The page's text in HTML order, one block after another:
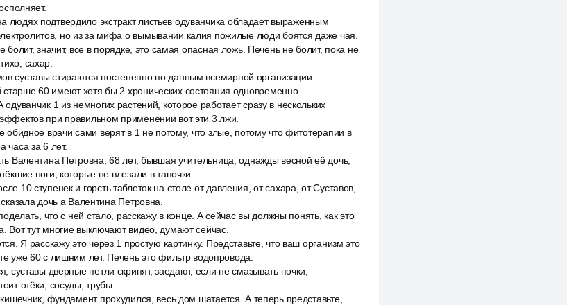
людях подтвердило экстракт листьев одуванчика обладает выраженным
но из за мифа о вымывании калия пожилые люди боятся даже чая.
болит, значит, все в порядке, это самая опасная ложь. Печень не болит, пока не
сахар.
суставы стираются постепенно по данным всемирной организации
60 имеют хотя бы 2 хронических состояния одновременно.
1 из немногих растений, которое работает сразу в нескольких
при правильном применении вот эти 3 лжи.
обидное врачи сами верят в 1 не потому, что злые, потому что фитотерапии в
часа за 6 лет.
Валентина Петровна, 68 лет, бывшая учительница, однажды весной её дочь,
ноги, которые не влезали в тапочки.
10 ступенек и горсть таблеток на столе от давления, от сахара, от Суставов,
дочь а Валентина Петровна.
что с ней стало, расскажу в конце. А сейчас вы должны понять, как это
Вот тут многие выключают видео, думают сейчас.
Я расскажу это через 1 простую картинку. Представьте, что ваш организм это
уже 60 с лишним лет. Печень это фильтр водопровода.
суставы дверные петли скрипят, заедают, если не смазывать почки,
отёки, сосуды, трубы.
фундамент прохудился, весь дом шатается. А теперь представьте,